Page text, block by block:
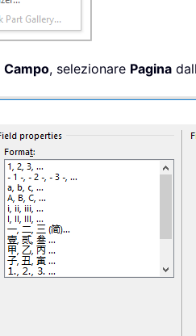
Campo, selezionare Pagina